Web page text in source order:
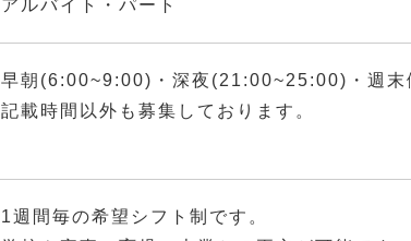
アルバイト・パート
早朝(6:00~9:00)・深夜(21:00~25:00)・週末
記載時間以外も募集しております。
1週間毎の希望シフト制です。